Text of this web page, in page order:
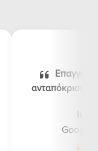
ανταπόκριση,
Google